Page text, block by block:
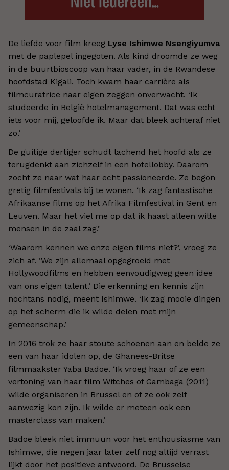
De liefde voor film kreeg Lyse Ishimwe Nsengiyumva
met de paplepel ingegoten. Als kind droomde ze weg
in de buurtbioscoop van haar vader, in de Rwandese
hoofdstad Kigali. Toch kwam haar carrière als
filmcuratrice naar eigen zeggen onverwacht. ‘Ik
studeerde in België hotelmanagement. Dat was echt
iets voor mij, geloofde ik. Maar dat bleek achteraf niet
zo.’
De guitige dertiger schudt lachend het hoofd als ze
terugdenkt aan zichzelf in een hotellobby. Daarom
zocht ze naar wat haar echt passioneerde. Ze begon
gretig filmfestivals bij te wonen. ‘Ik zag fantastische
Afrikaanse films op het Afrika Filmfestival in Gent en
Leuven. Maar het viel me op dat ik haast alleen witte
mensen in de zaal zag.’
‘Waarom kennen we onze eigen films niet?’, vroeg ze
zich af. ‘We zijn allemaal opgegroeid met
Hollywoodfilms en hebben eenvoudigweg geen idee
van ons eigen talent.’ Die erkenning en kennis zijn
nochtans nodig, meent Ishimwe. ‘Ik zag mooie dingen
op het scherm die ik wilde delen met mijn
gemeenschap.’
In 2016 trok ze haar stoute schoenen aan en belde ze
een van haar idolen op, de Ghanees-Britse
filmmaakster Yaba Badoe. ‘Ik vroeg haar of ze een
vertoning van haar film Witches of Gambaga (2011)
wilde organiseren in Brussel en of ze ook zelf
aanwezig kon zijn. Ik wilde er meteen ook een
masterclass van maken.’
Badoe bleek niet immuun voor het enthousiasme van
Ishimwe, die negen jaar later zelf nog altijd verrast
lijkt door het positieve antwoord. De Brusselse